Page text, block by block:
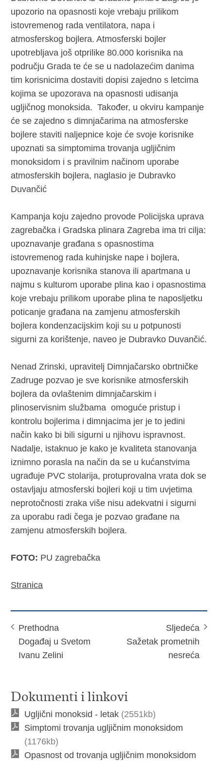
upozorio na opasnosti koje vrebaju prilikom
istovremenog rada ventilatora, napa i
atmosferskog bojlera. Atmosferski bojler
upotrebljava još otprilike 80.000 korisnika na
području Grada te će se u nadolazećim danima
tim korisnicima dostaviti dopisi zajedno s letcima
kojima se upozorava na opasnosti udisanja
ugljičnog monoksida. Također, u okviru kampanje
će se zajedno s dimnjačarima na atmosferske
bojlere staviti naljepnice koje će svoje korisnike
upoznati sa simptomima trovanja ugljičnim
monoksidom i s pravilnim načinom uporabe
atmosferskih bojlera, naglasio je Dubravko
Duvančić
Kampanja koju zajedno provode Policijska uprava
zagrebačka i Gradska plinara Zagreba ima tri cilja:
upoznavanje građana s opasnostima
istovremenog rada kuhinjske nape i bojlera,
upoznavanje korisnika stanova ili apartmana u
najmu s kulturom uporabe plina kao i opasnostima
koje vrebaju prilikom uporabe plina te naposljetku
poticanje građana na zamjenu atmosferskih
bojlera kondenzacijskim koji su u potpunosti
sigurni za korištenje, naveo je Dubravko Duvančić.
Nenad Zrinski, upravitelj Dimnjačarsko obrtničke
Zadruge pozvao je sve korisnike atmosferskih
bojlera da ovlaštenim dimnjačarskim i
plinoservisnim službama omoguće pristup i
kontrolu bojlerima i dimnjacima jer je to jedini
način kako bi bili sigurni u njihovu ispravnost.
Nadalje, istaknuo je kako je kvaliteta stanovanja
iznimno porasla na način da se u kućanstvima
ugrađuje PVC stolarija, protuprovalna vrata dok se
ostavljaju atmosferski bojleri koji u tim uvjetima
neprotočnosti zraka više nisu adekvatni i sigurni
za uporabu radi čega je pozvao građane na
zamjenu atmosferskih bojlera.
FOTO: PU zagrebačka
Stranica
Prethodna
Događaj u Svetom
Ivanu Zelini
Sljedeća
Sažetak prometnih
nesreća
Dokumenti i linkovi
Ugljični monoksid - letak (2551kb)
Simptomi trovanja ugljičnim monoksidom
(1176kb)
Opasnost od trovanja ugljičnim monoksidom